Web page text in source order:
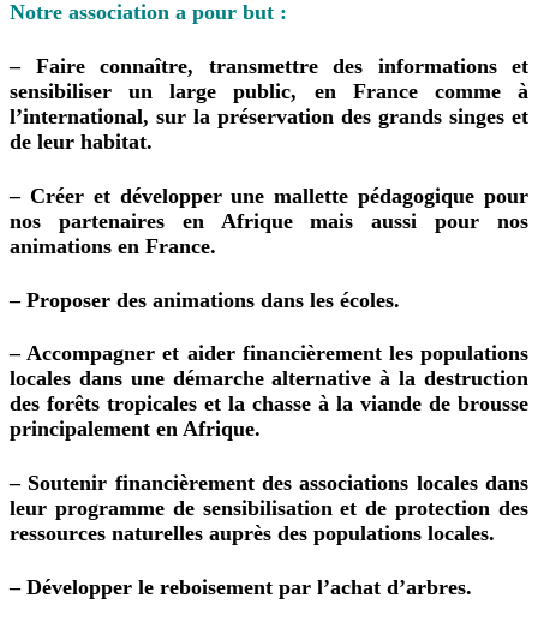
Notre association a pour but :
– Faire connaître, transmettre des informations et
sensibiliser un large public, en France comme à
l’international, sur la préservation des grands singes et
de leur habitat.
– Créer et développer une mallette pédagogique pour
nos partenaires en Afrique mais aussi pour nos
animations en France.
– Proposer des animations dans les écoles.
– Accompagner et aider financièrement les populations
locales dans une démarche alternative à la destruction
des forêts tropicales et la chasse à la viande de brousse
principalement en Afrique.
– Soutenir financièrement des associations locales dans
leur programme de sensibilisation et de protection des
ressources naturelles auprès des populations locales.
– Développer le reboisement par l’achat d’arbres.